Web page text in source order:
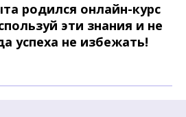
родился онлайн-курс
эти знания и не
успеха не избежать!